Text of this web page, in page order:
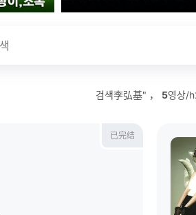
검색李弘基" ， 5영상/
已完结